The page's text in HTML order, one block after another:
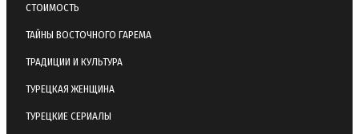
СТОИМОСТЬ
ТАЙНЫ ВОСТОЧНОГО ГАРЕМА
ТРАДИЦИИ И КУЛЬТУРА
ТУРЕЦКАЯ ЖЕНЩИНА
ТУРЕЦКИЕ СЕРИАЛЫ